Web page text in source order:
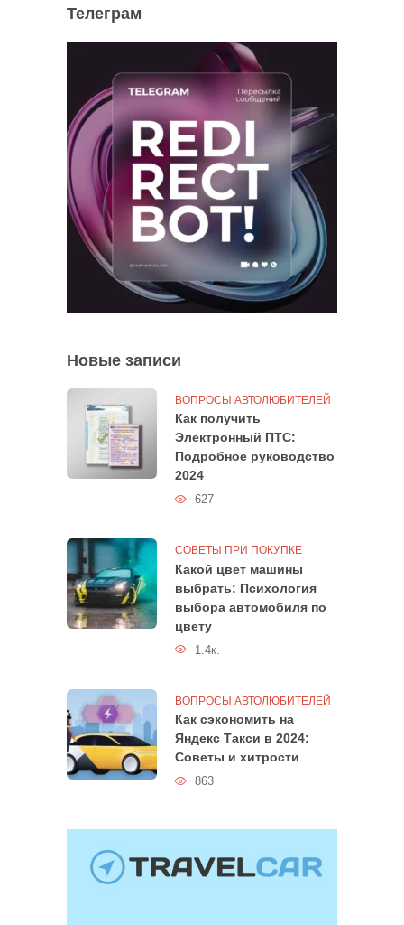
Телеграм
Новые записи
ВОПРОСЫ АВТОЛЮБИТЕЛЕЙ
Как получить
Электронный ПТС:
Подробное руководство
2024
627
СОВЕТЫ ПРИ ПОКУПКЕ
Какой цвет машины
выбрать: Психология
выбора автомобиля по
цвету
1.4к.
ВОПРОСЫ АВТОЛЮБИТЕЛЕЙ
Как сэкономить на
Яндекс Такси в 2024:
Советы и хитрости
863